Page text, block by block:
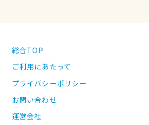
総合TOP
ご利用にあたって
プライバシーポリシー
お問い合わせ
運営会社